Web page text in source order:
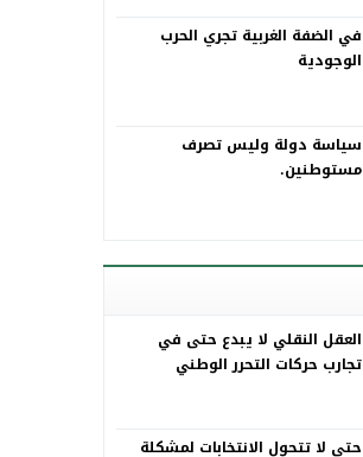
في الضفة الغربية تجري الحرب
الوجودية
سياسة دولة وليس تصرف
مستوطنين.
العقل النقلي لا يبدع حتى في
تجارب حركات التحرر الوطني
حتى لا تتحول الانتخابات لمشكلة